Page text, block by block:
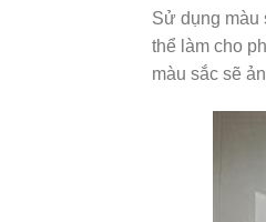
Sử dụng màu
thể làm cho
màu sắc sẽ